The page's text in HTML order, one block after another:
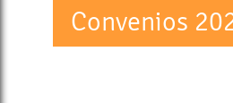
Convenios